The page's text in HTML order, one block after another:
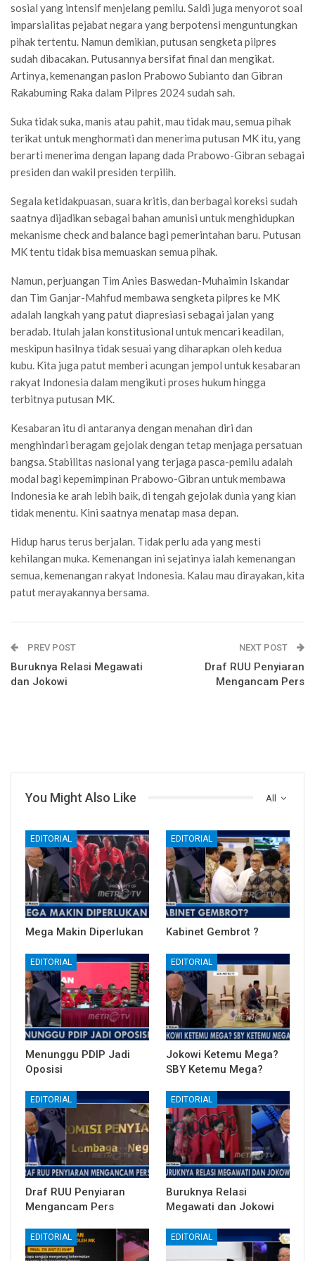
sosial yang intensif menjelang pemilu. Saldi juga menyorot soal
imparsialitas pejabat negara yang berpotensi menguntungkan
pihak tertentu. Namun demikian, putusan sengketa pilpres
sudah dibacakan. Putusannya bersifat final dan mengikat.
Artinya, kemenangan paslon Prabowo Subianto dan Gibran
Rakabuming Raka dalam Pilpres 2024 sudah sah.
Suka tidak suka, manis atau pahit, mau tidak mau, semua pihak
terikat untuk menghormati dan menerima putusan MK itu, yang
berarti menerima dengan lapang dada Prabowo-Gibran sebagai
presiden dan wakil presiden terpilih.
Segala ketidakpuasan, suara kritis, dan berbagai koreksi sudah
saatnya dijadikan sebagai bahan amunisi untuk menghidupkan
mekanisme check and balance bagi pemerintahan baru. Putusan
MK tentu tidak bisa memuaskan semua pihak.
Namun, perjuangan Tim Anies Baswedan-Muhaimin Iskandar
dan Tim Ganjar-Mahfud membawa sengketa pilpres ke MK
adalah langkah yang patut diapresiasi sebagai jalan yang
beradab. Itulah jalan konstitusional untuk mencari keadilan,
meskipun hasilnya tidak sesuai yang diharapkan oleh kedua
kubu. Kita juga patut memberi acungan jempol untuk kesabaran
rakyat Indonesia dalam mengikuti proses hukum hingga
terbitnya putusan MK.
Kesabaran itu di antaranya dengan menahan diri dan
menghindari beragam gejolak dengan tetap menjaga persatuan
bangsa. Stabilitas nasional yang terjaga pasca-pemilu adalah
modal bagi kepemimpinan Prabowo-Gibran untuk membawa
Indonesia ke arah lebih baik, di tengah gejolak dunia yang kian
tidak menentu. Kini saatnya menatap masa depan.
Hidup harus terus berjalan. Tidak perlu ada yang mesti
kehilangan muka. Kemenangan ini sejatinya ialah kemenangan
semua, kemenangan rakyat Indonesia. Kalau mau dirayakan, kita
patut merayakannya bersama.
PREV POST
Buruknya Relasi Megawati
dan Jokowi
NEXT POST
Draf RUU Penyiaran
Mengancam Pers
All
You Might Also Like
EDITORIAL
Mega Makin Diperlukan
EDITORIAL
Kabinet Gembrot ?
EDITORIAL
Menunggu PDIP Jadi
Oposisi
EDITORIAL
Jokowi Ketemu Mega?
SBY Ketemu Mega?
EDITORIAL
Draf RUU Penyiaran
Mengancam Pers
EDITORIAL
Buruknya Relasi
Megawati dan Jokowi
EDITORIAL EDITORIAL